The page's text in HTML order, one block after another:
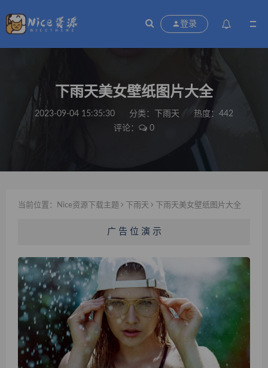
登录
下雨天美女壁纸图片大全
2023-09-04 15:35:30 分类： 下雨天
热度：442
评论：
0
当前位置： Nice资源下载主题 下雨天 下雨天美女壁纸图片大全
广 告 位 演 示